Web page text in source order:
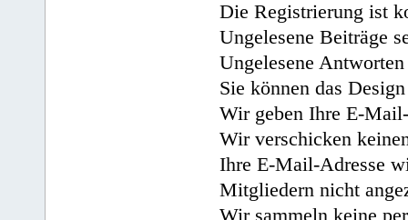
Die Registrierung ist
Ungelesene Beiträge
Ungelesene
Sie können das
Wir geben Ihre E-
Wir verschicken
Ihre E-Mail-Adresse
Mitgliedern nicht
Wir sammeln keine